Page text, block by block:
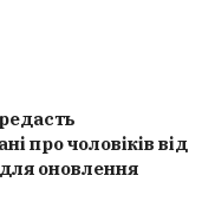
про чоловіків від
для оновлення